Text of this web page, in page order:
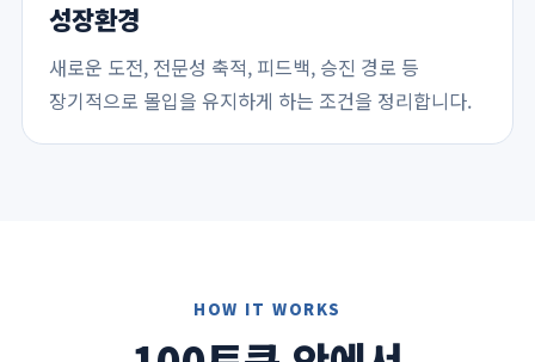
성장환경
새로운 도전, 전문성 축적, 피드백, 승진 경로 등
장기적으로 몰입을 유지하게 하는 조건을 정리합니다.
HOW IT WORKS